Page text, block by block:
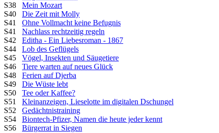
S38 Mein Mozart
S40 Die Zeit mit Molly
S41 Ohne Vollmacht keine Befugnis
S41 Nachlass rechtzeitig regeln
S42 Editha - Ein Liebesroman - 1867
S44 Lob des Geflügels
S45 Vögel, Insekten und Säugetiere
S46 Tiere warten auf neues Glück
S48 Ferien auf Djerba
S49 Die Wüste lebt
S50 Tee oder Kaffee?
S51 Kleinanzeigen, Lieselotte im digitalen Dschungel
S52 Gedächtnistraining
S54 Biontech-Pfizer, Namen die heute jeder kennt
S56 Bürgerrat in Siegen